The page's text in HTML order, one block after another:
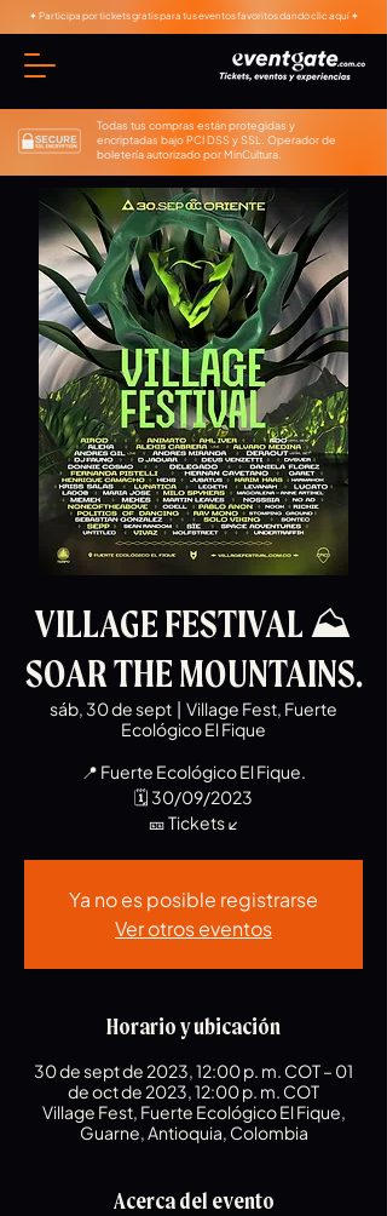
✦ Participa por tickets gratis para tus eventos favoritos dando clic aquí ✦
Todas tus compras están protegidas y
encriptadas bajo PCI DSS y SSL. Operador de
boletería autorizado por MinCultura.
VILLAGE FESTIVAL ⛰
SOAR THE MOUNTAINS.
sáb, 30 de sept
  |
Village Fest, Fuerte
Ecológico El Fique
📍 Fuerte Ecológico El Fique.
🗓️ 30/09/2023
🎫 Tickets ↙
Ya no es posible registrarse
Ver otros eventos
Horario y ubicación
30 de sept de 2023, 12:00 p. m. COT – 01
de oct de 2023, 12:00 p. m. COT
Village Fest, Fuerte Ecológico El Fique,
Guarne, Antioquia, Colombia
Acerca del evento